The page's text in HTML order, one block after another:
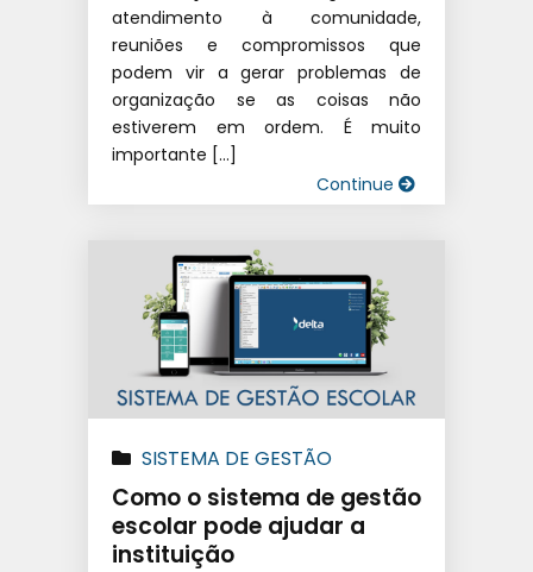
atendimento à comunidade,
reuniões e compromissos que
podem vir a gerar problemas de
organização se as coisas não
estiverem em ordem. É muito
importante […]
Continue
SISTEMA DE GESTÃO
EDUCACIONAL |SOFTWARE
ESCOLAR
Como o sistema de gestão
escolar pode ajudar a
instituição